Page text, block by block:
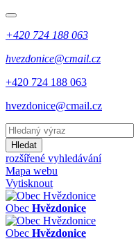
+420 724 188 063
hvezdonice@cmail.cz
+420 724 188 063
hvezdonice@cmail.cz
Hledat
rozšířené vyhledávání
Mapa webu
Vytisknout
Obec Hvězdonice
Obec Hvězdonice